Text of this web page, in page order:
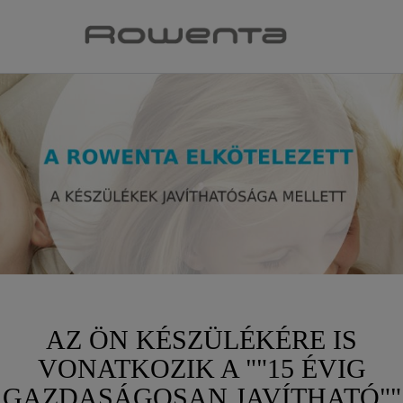
AZ ÖN KÉSZÜLÉKÉRE IS
VONATKOZIK A ""15 ÉVIG